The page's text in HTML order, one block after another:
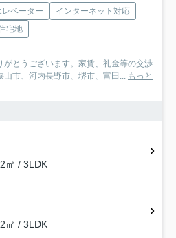
レベーター
インターネット対応
宅地
がとうございます。家賃、礼金等の交渉
山市、河内長野市、堺市、富田... もっと
㎡ / 3LDK
㎡ / 3LDK